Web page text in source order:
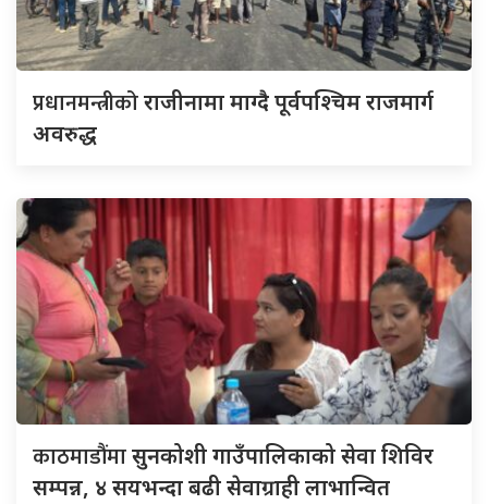
प्रधानमन्त्रीकोराजीनामा माग्दै पूर्वपश्चिम राजमार्ग
अवरुद्ध
काठमाडौंमासुनकोशी गाउँपालिकाको सेवा शिविर
सम्पन्न, ४ सयभन्दा बढी सेवाग्राही लाभान्वित